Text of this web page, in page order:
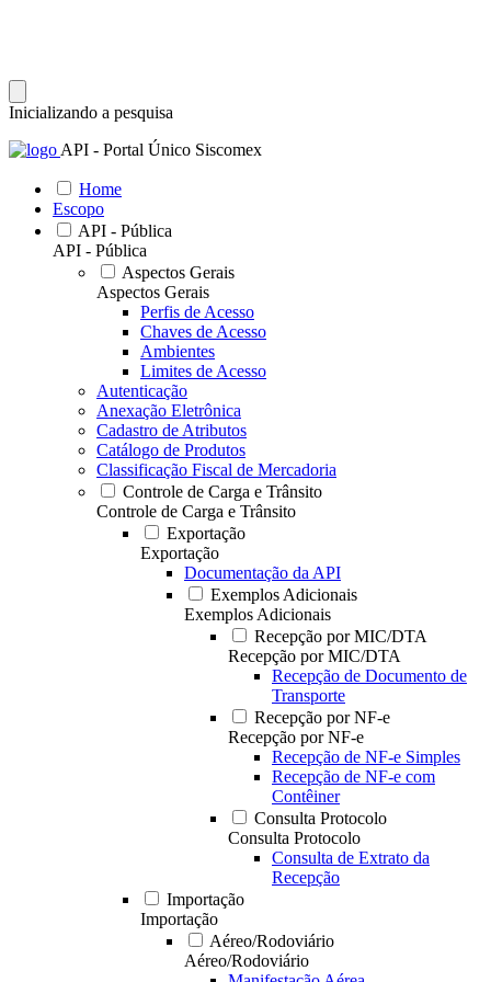
Inicializando a pesquisa
API - Portal Único Siscomex
Home
Escopo
API - Pública
API - Pública
Aspectos Gerais
Aspectos Gerais
Perfis de Acesso
Chaves de Acesso
Ambientes
Limites de Acesso
Autenticação
Anexação Eletrônica
Cadastro de Atributos
Catálogo de Produtos
Classificação Fiscal de Mercadoria
Controle de Carga e Trânsito
Controle de Carga e Trânsito
Exportação
Exportação
Documentação da API
Exemplos Adicionais
Exemplos Adicionais
Recepção por MIC/DTA
Recepção por MIC/DTA
Recepção de Documento de
Transporte
Recepção por NF-e
Recepção por NF-e
Recepção de NF-e Simples
Recepção de NF-e com
Contêiner
Consulta Protocolo
Consulta Protocolo
Consulta de Extrato da
Recepção
Importação
Importação
Aéreo/Rodoviário
Aéreo/Rodoviário